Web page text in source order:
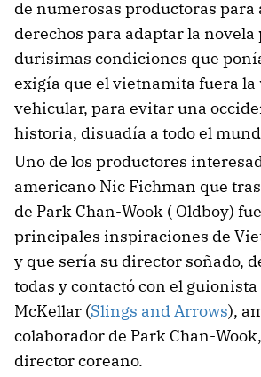
de numerosas productoras
derechos para adaptar la novela
durisimas condiciones que
exigía que el vietnamita fuera
vehicular, para evitar una
historia, disuadía a todo el
Uno de los productores
americano Nic Fichman que
de Park Chan-Wook ( Oldboy)
principales inspiraciones de
y que sería su director soñado,
todas y contactó con el
McKellar (Slings and Arrows),
colaborador de Park Chan-
director coreano.